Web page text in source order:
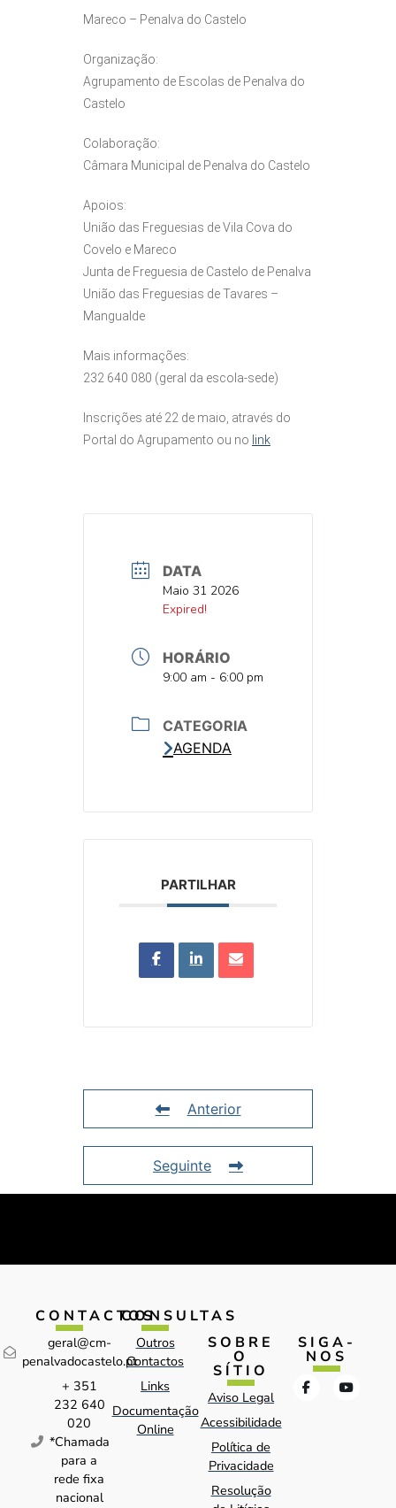
Mareco – Penalva do Castelo
Organização:
Agrupamento de Escolas de Penalva do
Castelo
Colaboração:
Câmara Municipal de Penalva do Castelo
Apoios:
União das Freguesias de Vila Cova do
Covelo e Mareco
Junta de Freguesia de Castelo de Penalva
União das Freguesias de Tavares –
Mangualde
Mais informações:
232 640 080 (geral da escola‑sede)
Inscrições até 22 de maio, através do
Portal do Agrupamento ou no link
DATA
DATAMaio 31 2026
DATAExpired!
HORÁRIO
HORA
9:00 am - 6:00 pm
CATEGORIA
AGENDA
PARTILHAR
Anterior
Seguinte
CONTACTOS
geral@cm-
penalvadocastelo.pt
+ 351
232 640
020
*Chamada
para a
rede fixa
nacional
CONSULTAS
Outros
Contactos
Links
Documentação
Online
SOBRE
O
SÍTIO
Aviso Legal
Acessibilidade
Política de
Privacidade
Resolução
SIGA-
NOS